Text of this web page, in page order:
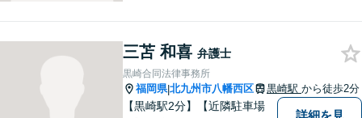
依頼者の皆様にとってより良
い解決が得られるよう、尽力
します。お気軽にご相談くだ
さい。
三苫 和喜 弁護士
黒崎合同法律事務所
福岡県|北九州市八幡西区 黒崎駅 から徒歩2分
【黒崎駅2分】【近隣駐車場
詳細を見